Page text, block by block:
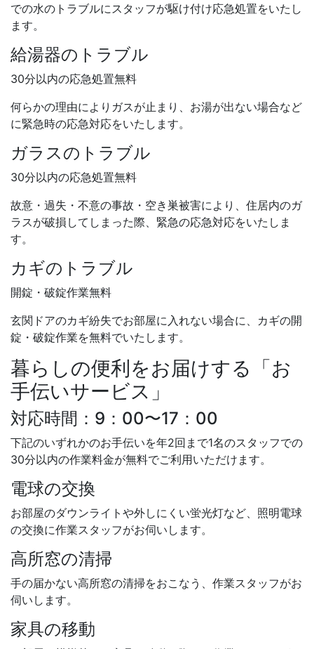
での水のトラブルにスタッフが駆け付け応急処置をいたし
ます。
給湯器のトラブル
30分以内の応急処置無料
何らかの理由によりガスが止まり、お湯が出ない場合など
に緊急時の応急対応をいたします。
ガラスのトラブル
30分以内の応急処置無料
故意・過失・不意の事故・空き巣被害により、住居内のガ
ラスが破損してしまった際、緊急の応急対応をいたしま
す。
カギのトラブル
開錠・破錠作業無料
玄関ドアのカギ紛失でお部屋に入れない場合に、カギの開
錠・破錠作業を無料でいたします。
暮らしの便利をお届けする「お
手伝いサービス」
対応時間：9：00〜17：00
下記のいずれかのお手伝いを年2回まで1名のスタッフでの
30分以内の作業料金が無料でご利用いただけます。
電球の交換
お部屋のダウンライトや外しにくい蛍光灯など、照明電球
の交換に作業スタッフがお伺いします。
高所窓の清掃
手の届かない高所窓の清掃をおこなう、作業スタッフがお
伺いします。
家具の移動